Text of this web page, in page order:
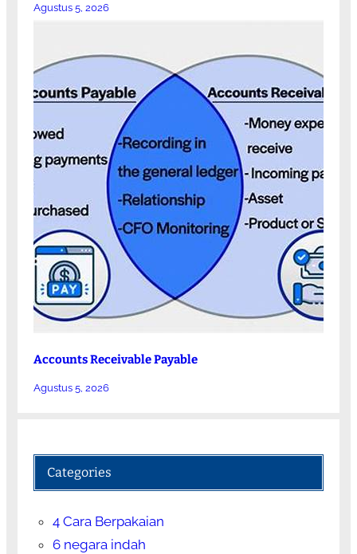
Agustus 5, 2026
Accounts Receivable Payable
Agustus 5, 2026
Categories
4 Cara Berpakaian
6 negara indah